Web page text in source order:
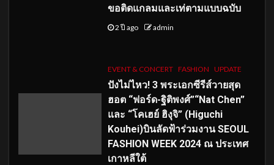
ขอติดแกลมและเท่ตามแบบฉบับ
2 ปี ago admin
EVENT & CONCERT FASHION UPDATE
ปังไม่ไหว! 3 พระเอกซีรีส์วายสุด
ฮอต “ฟอร์ด-ฐิติพงศ์”“Nat Chen”
และ “โคเฮย์ ฮิงุจิ” (Higuchi
Kouhei)บินลัดฟ้าร่วมงาน SEOUL
FASHION WEEK 2024 ณ ประเทศ
เกาหลีใต้